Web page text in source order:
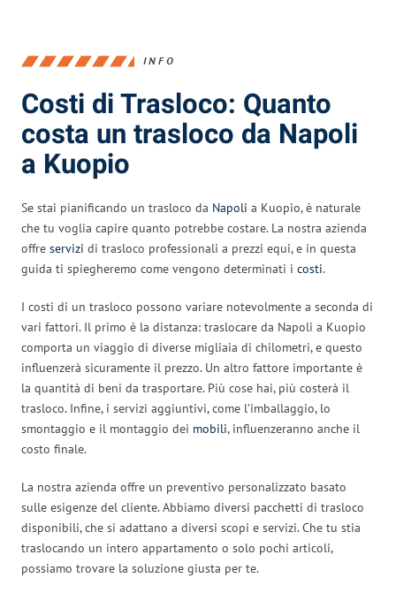
INFO
Costi di Trasloco: Quanto
costa un trasloco da Napoli
a Kuopio
Se stai pianificando un trasloco da Napoli a Kuopio, è naturale
che tu voglia capire quanto potrebbe costare. La nostra azienda
offre servizi di trasloco professionali a prezzi equi, e in questa
guida ti spiegheremo come vengono determinati i costi.
I costi di un trasloco possono variare notevolmente a seconda di
vari fattori. Il primo è la distanza: traslocare da Napoli a Kuopio
comporta un viaggio di diverse migliaia di chilometri, e questo
influenzerà sicuramente il prezzo. Un altro fattore importante è
la quantità di beni da trasportare. Più cose hai, più costerà il
trasloco. Infine, i servizi aggiuntivi, come l’imballaggio, lo
smontaggio e il montaggio dei mobili, influenzeranno anche il
costo finale.
La nostra azienda offre un preventivo personalizzato basato
sulle esigenze del cliente. Abbiamo diversi pacchetti di trasloco
disponibili, che si adattano a diversi scopi e servizi. Che tu stia
traslocando un intero appartamento o solo pochi articoli,
possiamo trovare la soluzione giusta per te.